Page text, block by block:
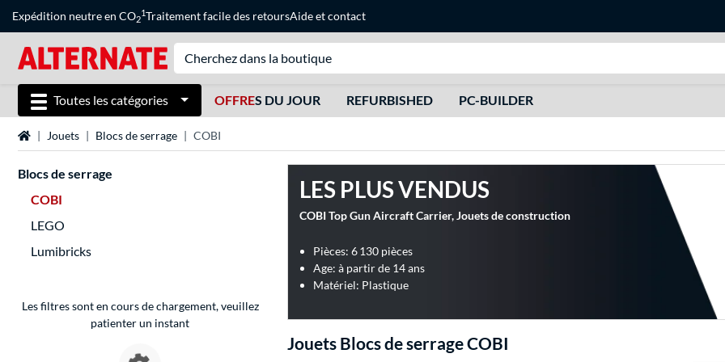
Expédition neutre en CO2
1Traitement facile des retoursAideetcontact
Toutes les catégories OFFRES DU JOUR REFURBISHED PC-BUILDER
Page d'accueil
Jouets Blocs de serrage COBI
Blocs de serrage
COBI
LEGO
Lumibricks
Les filtres sont en cours de chargement, veuillez
patienter un instant
LES PLUS VENDUS
COBI Top Gun Aircraft Carrier, Jouets de construction
Pièces: 6 130 pièces
Age: à partir de 14 ans
Matériel: Plastique
Jouets Blocs de serrage COBI